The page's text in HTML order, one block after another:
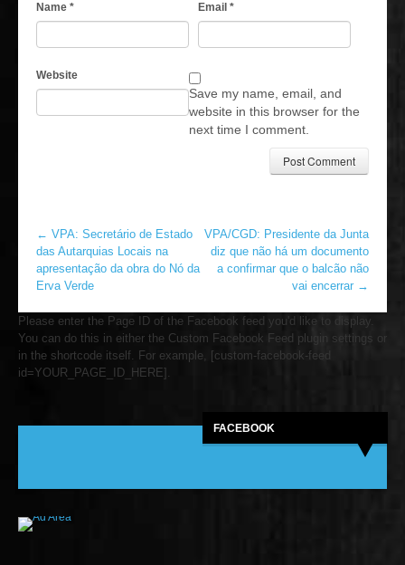
Name * Email *
Website
Save my name, email, and
website in this browser for the
next time I comment.
← VPA: Secretário de Estado
das Autarquias Locais na
apresentação da obra do Nó da
Erva Verde
VPA/CGD: Presidente da Junta
diz que não há um documento
a confirmar que o balcão não
vai encerrar →
Please enter the Page ID of the Facebook feed you'd like to display.
You can do this in either the Custom Facebook Feed plugin settings or
in the shortcode itself. For example, [custom-facebook-feed
id=YOUR_PAGE_ID_HERE].
FACEBOOK